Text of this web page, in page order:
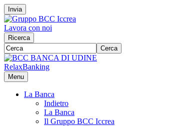
Invia
Lavora con noi
Ricerca
Cerca
RelaxBanking
Menu
La Banca
Indietro
La Banca
Il Gruppo BCC Iccrea